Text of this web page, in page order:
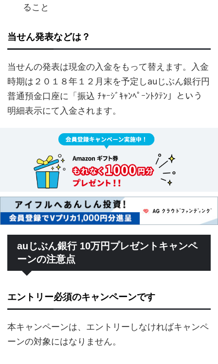
ること
当せん発表などは？
当せんの発表は現金の入金をもって替えます。入金
時期は２０１８年１２月末を予定しauじぶん銀行円
普通預金口座に「振込 ﾁｬｰｼﾞｷｬﾝﾍﾟｰﾝﾄｸﾃﾝ」という
明細表示にて入金されます。
auじぶん銀行 10万円プレゼントキャンペ
ーンの注意点
エントリー必須のキャンペーンです
本キャンペーンは、エントリーしなければキャンペ
ーンの対象にはなりません。